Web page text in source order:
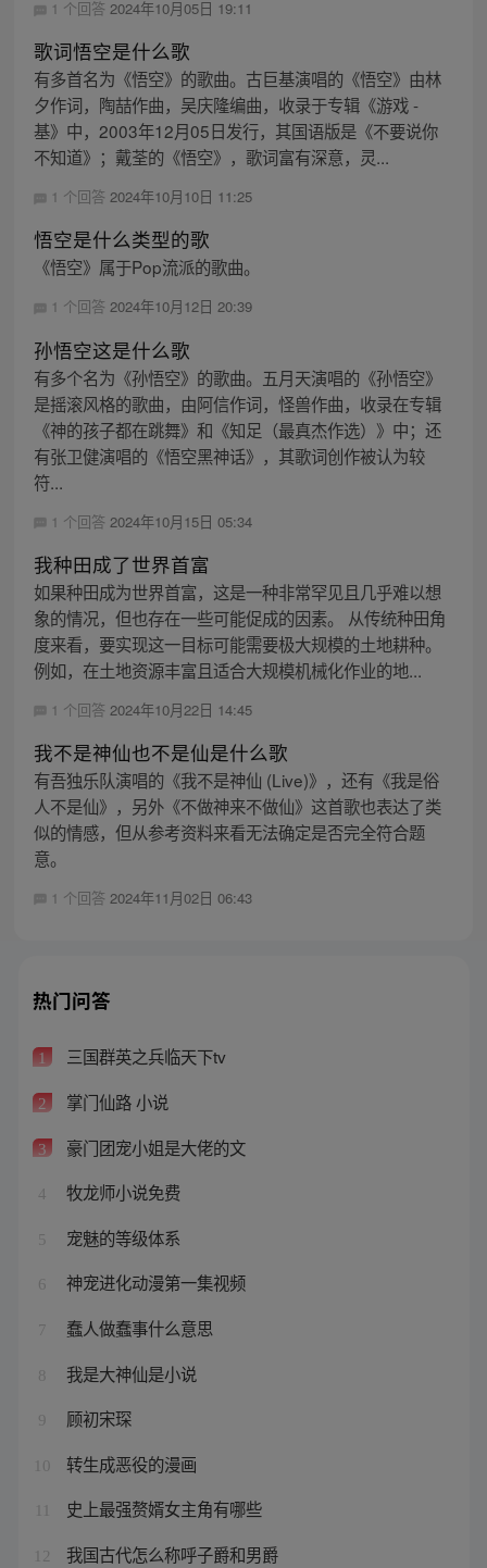
1 个回答 2024年10月05日 19:11
歌词悟空是什么歌
有多首名为《悟空》的歌曲。古巨基演唱的《悟空》由林
夕作词，陶喆作曲，吴庆隆编曲，收录于专辑《游戏 -
基》中，2003年12月05日发行，其国语版是《不要说你
不知道》；戴荃的《悟空》，歌词富有深意，灵...
1 个回答 2024年10月10日 11:25
悟空是什么类型的歌
《悟空》属于Pop流派的歌曲。
1 个回答 2024年10月12日 20:39
孙悟空这是什么歌
有多个名为《孙悟空》的歌曲。五月天演唱的《孙悟空》
是摇滚风格的歌曲，由阿信作词，怪兽作曲，收录在专辑
《神的孩子都在跳舞》和《知足（最真杰作选）》中；还
有张卫健演唱的《悟空黑神话》，其歌词创作被认为较
符...
1 个回答 2024年10月15日 05:34
我种田成了世界首富
如果种田成为世界首富，这是一种非常罕见且几乎难以想
象的情况，但也存在一些可能促成的因素。 从传统种田角
度来看，要实现这一目标可能需要极大规模的土地耕种。
例如，在土地资源丰富且适合大规模机械化作业的地...
1 个回答 2024年10月22日 14:45
我不是神仙也不是仙是什么歌
有吾独乐队演唱的《我不是神仙 (Live)》，还有《我是俗
人不是仙》，另外《不做神来不做仙》这首歌也表达了类
似的情感，但从参考资料来看无法确定是否完全符合题
意。
1 个回答 2024年11月02日 06:43
热门问答
1 三国群英之兵临天下tv
2 掌门仙路 小说
3 豪门团宠小姐是大佬的文
4 牧龙师小说免费
5 宠魅的等级体系
6 神宠进化动漫第一集视频
7 蠢人做蠢事什么意思
8 我是大神仙是小说
9 顾初宋琛
10 转生成恶役的漫画
史上最强赘婿女主角有哪些
12 我国古代怎么称呼子爵和男爵